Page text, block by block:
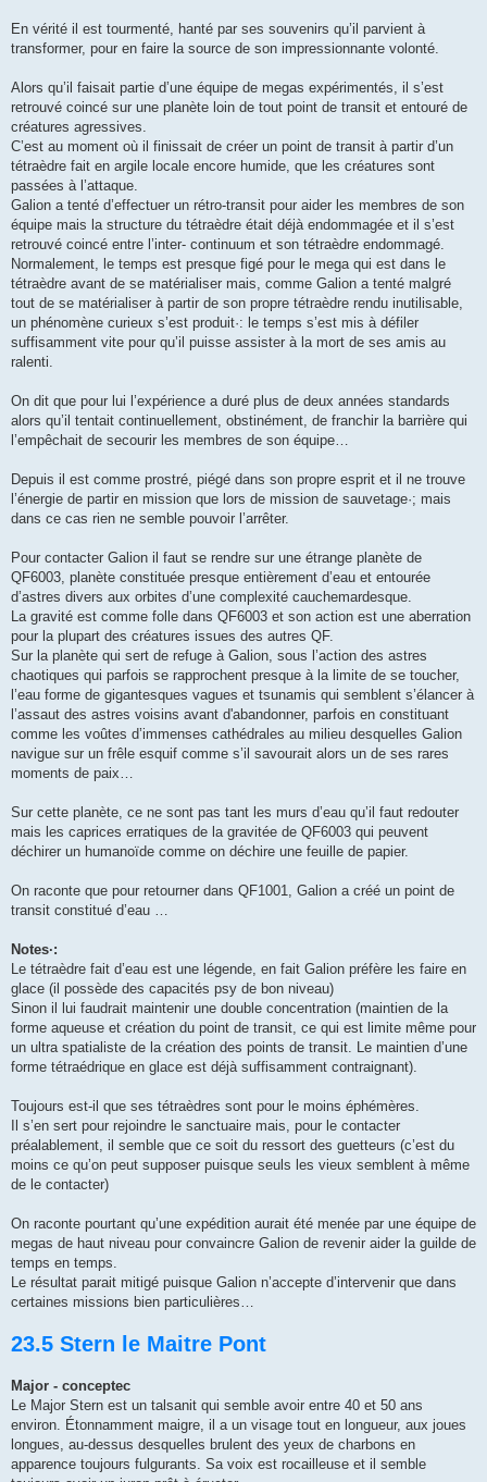
En vérité il est tourmenté, hanté par ses souvenirs qu’il parvient à
transformer, pour en faire la source de son impressionnante volonté.
Alors qu’il faisait partie d’une équipe de megas expérimentés, il s’est
retrouvé coincé sur une planète loin de tout point de transit et entouré de
créatures agressives.
C’est au moment où il finissait de créer un point de transit à partir d’un
tétraèdre fait en argile locale encore humide, que les créatures sont
passées à l’attaque.
Galion a tenté d’effectuer un rétro-transit pour aider les membres de son
équipe mais la structure du tétraèdre était déjà endommagée et il s’est
retrouvé coincé entre l’inter- continuum et son tétraèdre endommagé.
Normalement, le temps est presque figé pour le mega qui est dans le
tétraèdre avant de se matérialiser mais, comme Galion a tenté malgré
tout de se matérialiser à partir de son propre tétraèdre rendu inutilisable,
un phénomène curieux s’est produit·: le temps s’est mis à défiler
suffisamment vite pour qu’il puisse assister à la mort de ses amis au
ralenti.
On dit que pour lui l’expérience a duré plus de deux années standards
alors qu’il tentait continuellement, obstinément, de franchir la barrière qui
l’empêchait de secourir les membres de son équipe…
Depuis il est comme prostré, piégé dans son propre esprit et il ne trouve
l’énergie de partir en mission que lors de mission de sauvetage·; mais
dans ce cas rien ne semble pouvoir l’arrêter.
Pour contacter Galion il faut se rendre sur une étrange planète de
QF6003, planète constituée presque entièrement d’eau et entourée
d’astres divers aux orbites d’une complexité cauchemardesque.
La gravité est comme folle dans QF6003 et son action est une aberration
pour la plupart des créatures issues des autres QF.
Sur la planète qui sert de refuge à Galion, sous l’action des astres
chaotiques qui parfois se rapprochent presque à la limite de se toucher,
l’eau forme de gigantesques vagues et tsunamis qui semblent s’élancer à
l’assaut des astres voisins avant d'abandonner, parfois en constituant
comme les voûtes d’immenses cathédrales au milieu desquelles Galion
navigue sur un frêle esquif comme s’il savourait alors un de ses rares
moments de paix…
Sur cette planète, ce ne sont pas tant les murs d’eau qu’il faut redouter
mais les caprices erratiques de la gravitée de QF6003 qui peuvent
déchirer un humanoïde comme on déchire une feuille de papier.
On raconte que pour retourner dans QF1001, Galion a créé un point de
transit constitué d’eau …
Notes·:
Le tétraèdre fait d’eau est une légende, en fait Galion préfère les faire en
glace (il possède des capacités psy de bon niveau)
Sinon il lui faudrait maintenir une double concentration (maintien de la
forme aqueuse et création du point de transit, ce qui est limite même pour
un ultra spatialiste de la création des points de transit. Le maintien d’une
forme tétraédrique en glace est déjà suffisamment contraignant).
Toujours est-il que ses tétraèdres sont pour le moins éphémères.
Il s’en sert pour rejoindre le sanctuaire mais, pour le contacter
préalablement, il semble que ce soit du ressort des guetteurs (c’est du
moins ce qu’on peut supposer puisque seuls les vieux semblent à même
de le contacter)
On raconte pourtant qu’une expédition aurait été menée par une équipe de
megas de haut niveau pour convaincre Galion de revenir aider la guilde de
temps en temps.
Le résultat parait mitigé puisque Galion n’accepte d’intervenir que dans
certaines missions bien particulières…
23.5 Stern le Maitre Pont
Major - conceptec
Le Major Stern est un talsanit qui semble avoir entre 40 et 50 ans
environ. Étonnamment maigre, il a un visage tout en longueur, aux joues
longues, au-dessus desquelles brulent des yeux de charbons en
apparence toujours fulgurants. Sa voix est rocailleuse et il semble